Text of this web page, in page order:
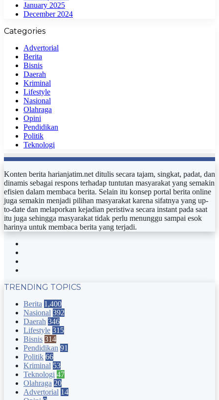
January 2025
December 2024
Categories
Advertorial
Berita
Bisnis
Daerah
Kriminal
Lifestyle
Nasional
Olahraga
Opini
Pendidikan
Politik
Teknologi
Konten berita harianjatim.net ditulis secara tajam, singkat, padat, dan
dinamis sebagai respons terhadap tuntutan masyarakat yang semakin
efisien dalam membaca berita. Selain itu konsep portal berita online
juga semakin menjadi pilihan masyarakat karena sifatnya yang up-
to-date dan melaporkan kejadian peristiwa secara instant pada saat
itu juga sehingga masyarakat tidak perlu menunggu sampai esok
harinya untuk membaca berita yang terjadi.
TRENDING TOPICS
Berita 1,400
Nasional 392
Daerah 346
Lifestyle 315
Bisnis 314
Pendidikan 91
Politik 66
Kriminal 53
Teknologi 47
Olahraga 20
Advertorial 14